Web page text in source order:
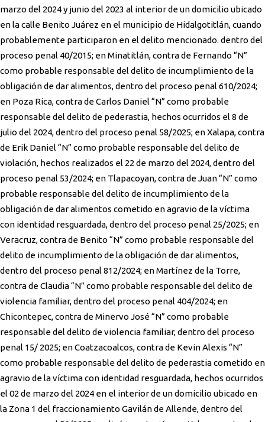
marzo del 2024 y junio del 2023 al interior de un domicilio ubicado
en la calle Benito Juárez en el municipio de Hidalgotitlán, cuando
probablemente participaron en el delito mencionado. dentro del
proceso penal 40/2015; en Minatitlán, contra de Fernando “N”
como probable responsable del delito de incumplimiento de la
obligación de dar alimentos, dentro del proceso penal 610/2024;
en Poza Rica, contra de Carlos Daniel “N” como probable
responsable del delito de pederastia, hechos ocurridos el 8 de
julio del 2024, dentro del proceso penal 58/2025; en Xalapa, contra
de Erik Daniel “N” como probable responsable del delito de
violación, hechos realizados el 22 de marzo del 2024, dentro del
proceso penal 53/2024; en Tlapacoyan, contra de Juan “N” como
probable responsable del delito de incumplimiento de la
obligación de dar alimentos cometido en agravio de la víctima
con identidad resguardada, dentro del proceso penal 25/2025; en
Veracruz, contra de Benito “N” como probable responsable del
delito de incumplimiento de la obligación de dar alimentos,
dentro del proceso penal 812/2024; en Martínez de la Torre,
contra de Claudia “N” como probable responsable del delito de
violencia familiar, dentro del proceso penal 404/2024; en
Chicontepec, contra de Minervo José “N” como probable
responsable del delito de violencia familiar, dentro del proceso
penal 15/ 2025; en Coatzacoalcos, contra de Kevin Alexis “N”
como probable responsable del delito de pederastia cometido en
agravio de la víctima con identidad resguardada, hechos ocurridos
el 02 de marzo del 2024 en el interior de un domicilio ubicado en
la Zona 1 del fraccionamiento Gavilán de Allende, dentro del